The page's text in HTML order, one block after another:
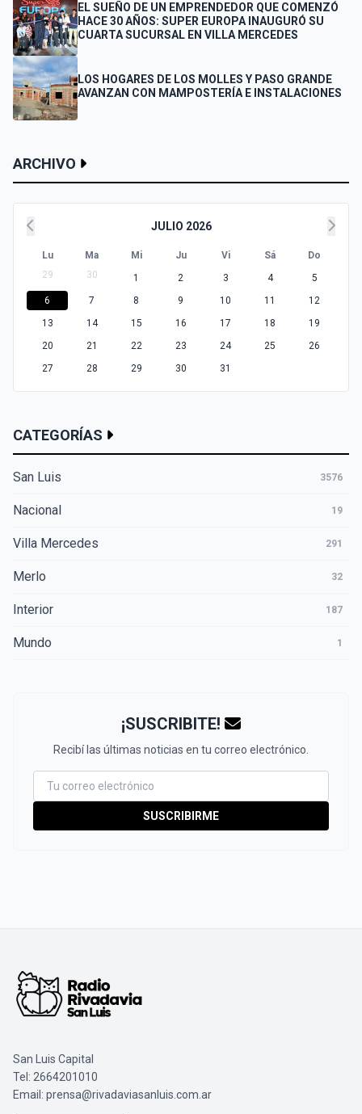
EL SUEÑO DE UN EMPRENDEDOR QUE COMENZÓ
HACE 30 AÑOS: SUPER EUROPA INAUGURÓ SU
CUARTA SUCURSAL EN VILLA MERCEDES
LOS HOGARES DE LOS MOLLES Y PASO GRANDE
AVANZAN CON MAMPOSTERÍA E INSTALACIONES
ARCHIVO
JULIO 2026
Lu Ma Mi Ju Vi Sá
Do
29
30 1 2 3 4
5
6
7 8 9 10 11
12
13
14 15 16 17 18
19
20
21 22 23 24 25
26
27
28 29 30 31
CATEGORÍAS
San Luis 3576
Nacional 19
Villa Mercedes 291
Merlo 32
Interior 187
Mundo 1
¡SUSCRIBITE!
Recibí las últimas noticias en tu correo electrónico.
SUSCRIBIRME
San Luis Capital
Tel: 2664201010
Email: prensa@rivadaviasanluis.com.ar